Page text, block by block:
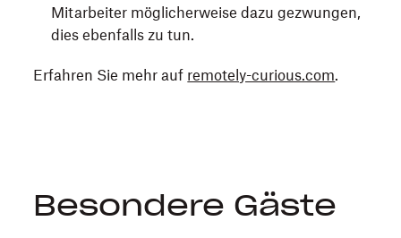
Mitarbeiter möglicherweise dazu gezwungen,
dies ebenfalls zu tun.
Erfahren Sie mehr auf remotely-curious.com.
Besondere Gäste